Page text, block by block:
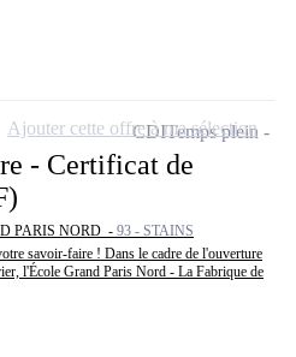
- Certificat de
PARIS NORD - 93 - STAINS
savoir-faire ! Dans le cadre de l'ouverture
l'École Grand Paris Nord - La Fabrique de
CDITemps plein
Ajouter cette offre à ma sélection